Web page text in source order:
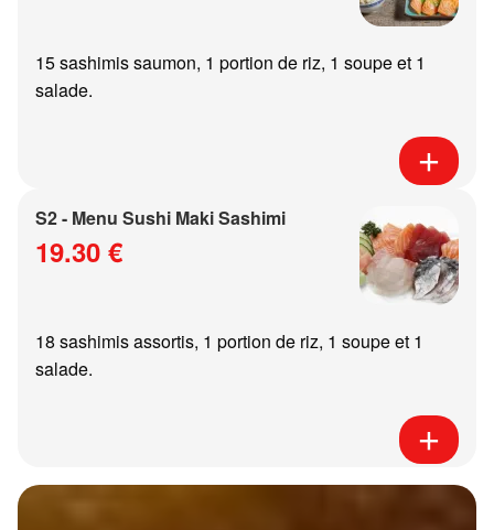
15 sashimis saumon, 1 portion de riz, 1 soupe et 1
salade.
S2 - Menu Sushi Maki Sashimi
19.30 €
18 sashimis assortis, 1 portion de riz, 1 soupe et 1
salade.